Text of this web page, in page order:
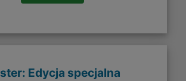
Edycja specjalna